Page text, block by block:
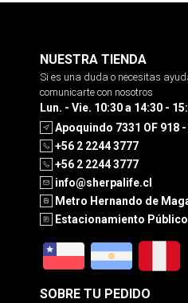
NUESTRA TIENDA
Si es una duda o necesitas
comunicarte con nosotros
Lun. - Vie. 10:30 a 14:30 -
Apoquindo 7331 OF 918
+56 2 2244 3777
+56 2 2244 3777
info@sherpalife.cl
Metro Hernando de
Estacionamiento Público
SOBRE TU PEDIDO